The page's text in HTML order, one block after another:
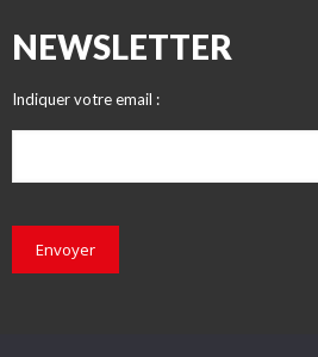
NEWSLETTER
Indiquer votre email :
Envoyer